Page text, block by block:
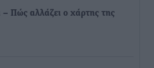
Πώς αλλάζει ο χάρτης της